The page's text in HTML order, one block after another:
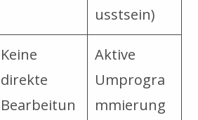
usstsein)
Keine
direkte
Bearbeitun
Aktive
Umprogra
mmierung